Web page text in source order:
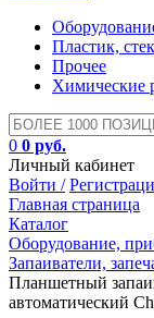
Пластик,
Прочее
Химические
0 0 руб.
Личный кабинет
Войти /
Главная страница
Каталог
Оборудование,
Запаиватели,
Планшетный
автоматический